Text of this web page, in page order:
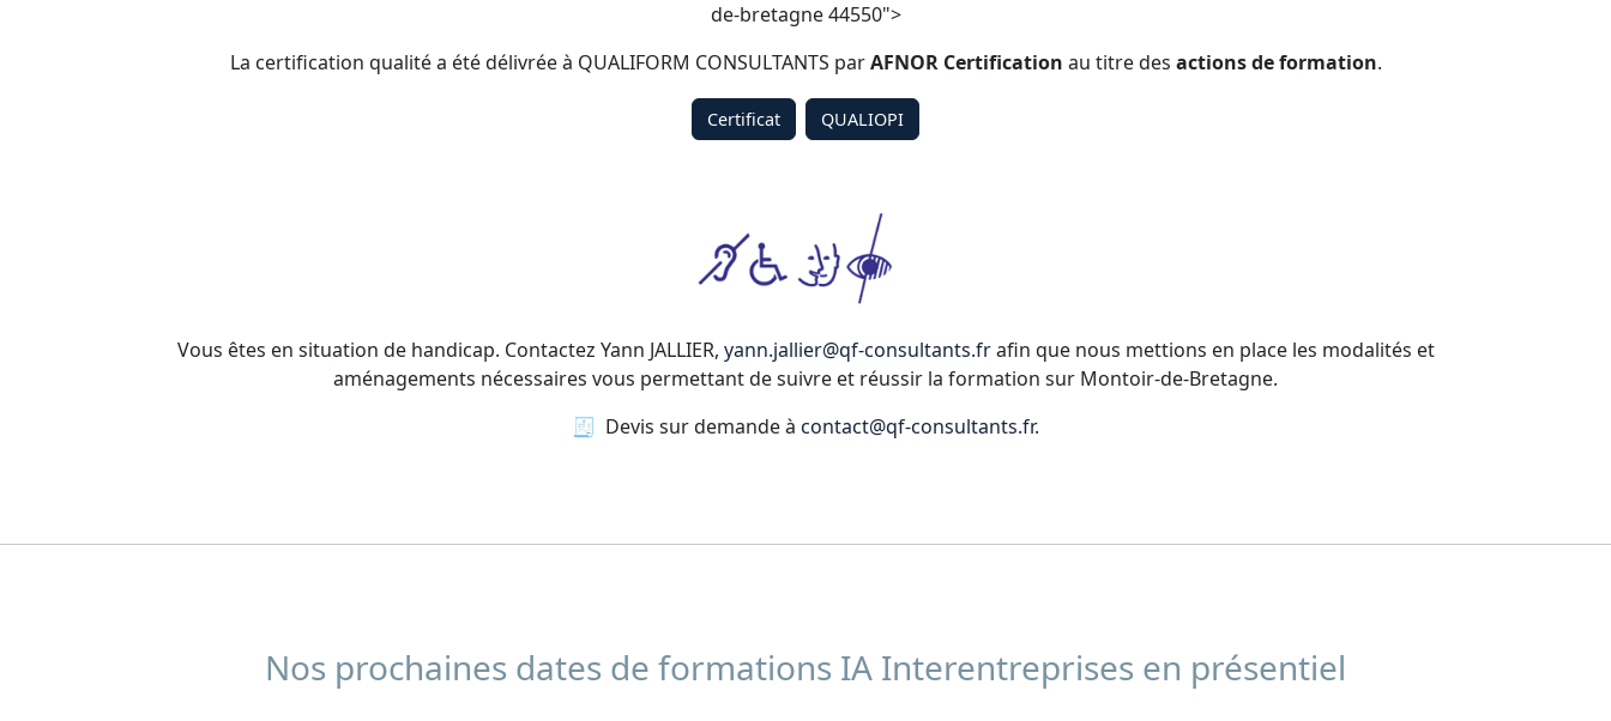
de-bretagne 44550">
La certification qualité a été délivrée à QUALIFORM CONSULTANTS parAFNOR Certification au titre des actions de formation.
Certificat QUALIOPI
Vous êtes en situation de handicap. Contactez Yann JALLIER, yann.jallier@qf-consultants.frafin que nous mettions en place les modalités et
aménagements nécessaires vous permettant de suivre et réussir la formation sur Montoir-de-Bretagne.
🧾 Devis sur demande à contact@qf-consultants.fr.
Nos prochaines dates de formations IA Interentreprises en présentiel